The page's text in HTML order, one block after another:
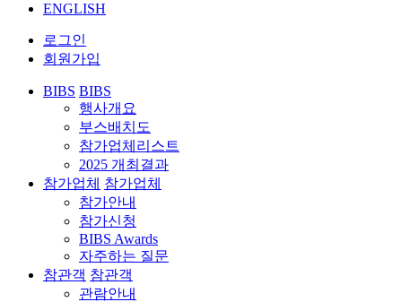
ENGLISH
로그인
회원가입
BIBS BIBS
행사개요
부스배치도
참가업체리스트
2025 개최결과
참가업체 참가업체
참가안내
참가신청
BIBS Awards
자주하는 질문
참관객 참관객
관람안내